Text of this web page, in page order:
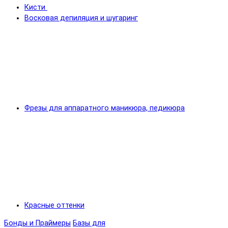
Кисти
Восковая депиляция и шугаринг
Фрезы для аппаратного маникюра, педикюра
Красные оттенки
Бонды и Праймеры Базы для